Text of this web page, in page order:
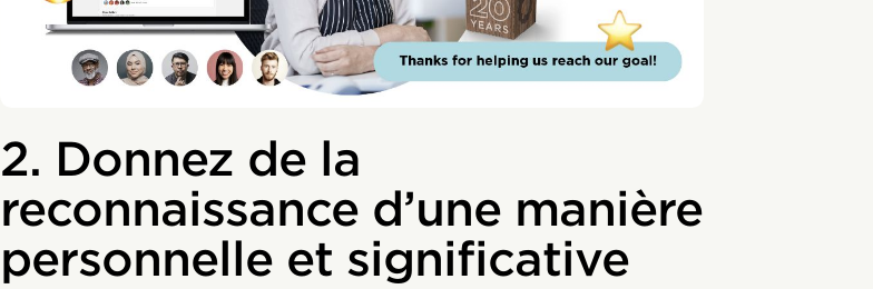
2. Donnez de la
reconnaissance d’une manière
personnelle et significative